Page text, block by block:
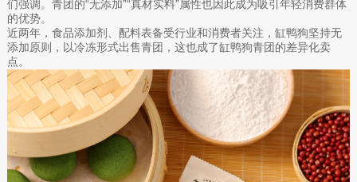
们强调。青团的“无添加”“真材实料”属性也因此成为吸引年轻消费群体
的优势。
近两年，食品添加剂、配料表备受行业和消费者关注，缸鸭狗坚持无
添加原则，以冷冻形式出售青团，这也成了缸鸭狗青团的差异化卖
点。